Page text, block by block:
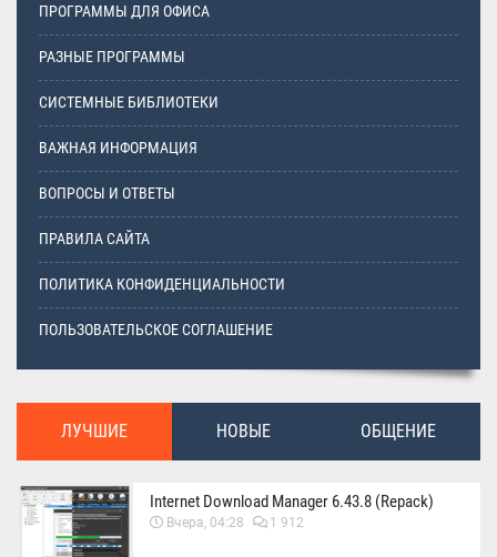
ПРОГРАММЫ ДЛЯ ОФИСА
РАЗНЫЕ ПРОГРАММЫ
СИСТЕМНЫЕ БИБЛИОТЕКИ
ВАЖНАЯ ИНФОРМАЦИЯ
ВОПРОСЫ И ОТВЕТЫ
ПРАВИЛА САЙТА
ПОЛИТИКА КОНФИДЕНЦИАЛЬНОСТИ
ПОЛЬЗОВАТЕЛЬСКОЕ СОГЛАШЕНИЕ
ЛУЧШИЕ НОВЫЕ ОБЩЕНИЕ
Internet Download Manager 6.43.8 (Repack)
Вчера, 04:28 1 912